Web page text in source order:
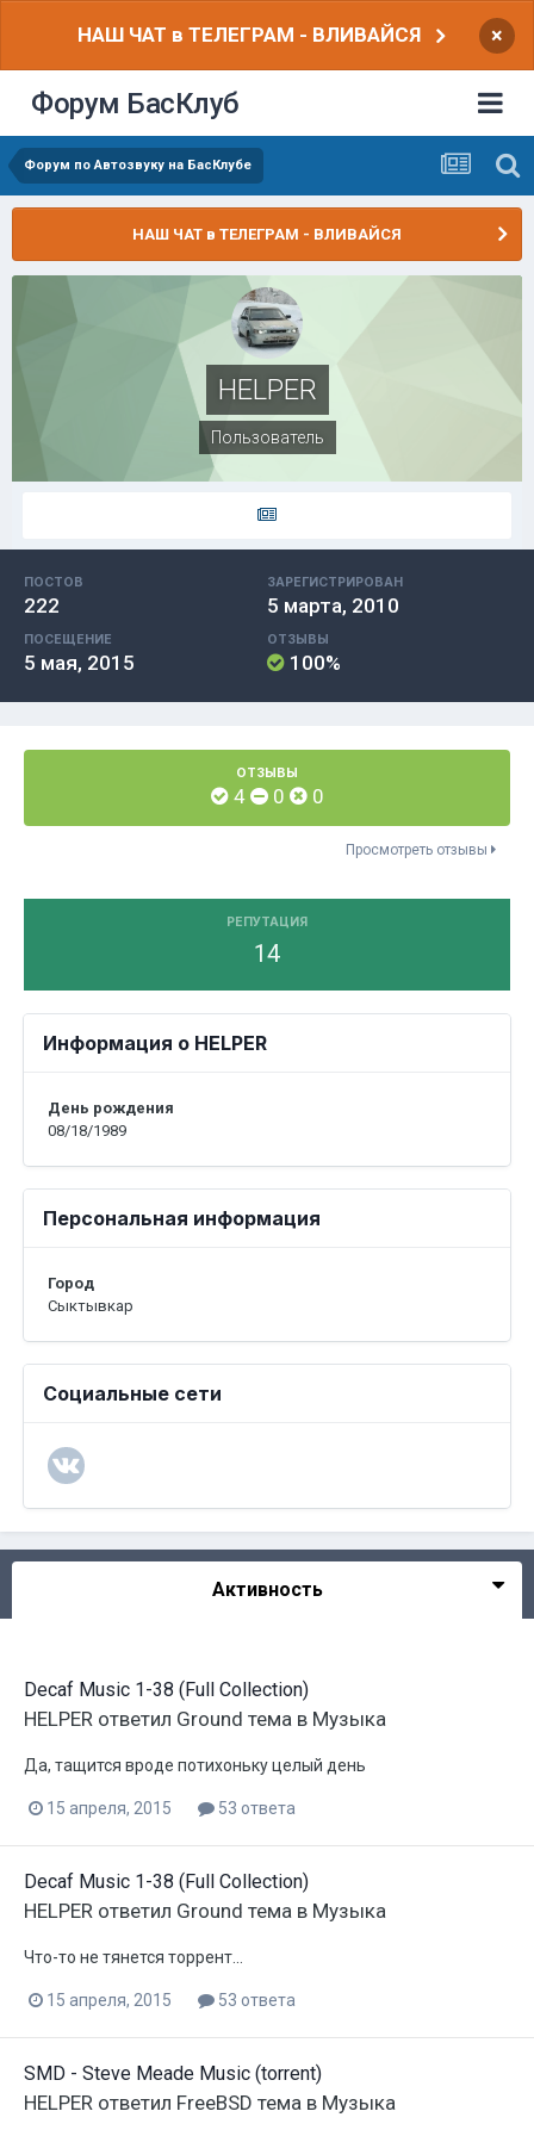
НАШ ЧАТ в ТЕЛЕГРАМ - ВЛИВАЙСЯ ×
Форум БасКлуб
Форум по Автозвуку на БасКлубе
НАШ ЧАТ в ТЕЛЕГРАМ - ВЛИВАЙСЯ
HELPER
Пользователь
ПОСТОВ
222
ЗАРЕГИСТРИРОВАН
5 марта, 2010
ПОСЕЩЕНИЕ
5 мая, 2015
ОТЗЫВЫ
100%
ОТЗЫВЫ
4 0 0
Просмотреть отзывы
РЕПУТАЦИЯ
14
Информация о HELPER
День рождения
08/18/1989
Персональная информация
Город
Сыктывкар
Социальные сети
Активность
Decaf Music 1-38 (Full Collection)
HELPER ответил Ground тема в Музыка
Да, тащится вроде потихоньку целый день
15 апреля, 2015 53 ответа
Decaf Music 1-38 (Full Collection)
HELPER ответил Ground тема в Музыка
Что-то не тянется торрент...
15 апреля, 2015 53 ответа
SMD - Steve Meade Music (torrent)
HELPER ответил FreeBSD тема в Музыка